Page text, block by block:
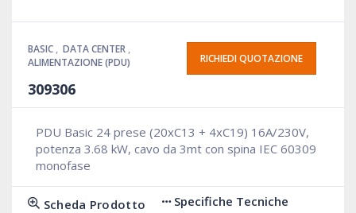
BASIC , DATA CENTER ,
ALIMENTAZIONE (PDU)
309306
RICHIEDI QUOTAZIONE
PDU Basic 24 prese (20xC13 + 4xC19) 16A/230V,
potenza 3.68 kW, cavo da 3mt con spina IEC 60309
monofase
Scheda Prodotto Specifiche Tecniche